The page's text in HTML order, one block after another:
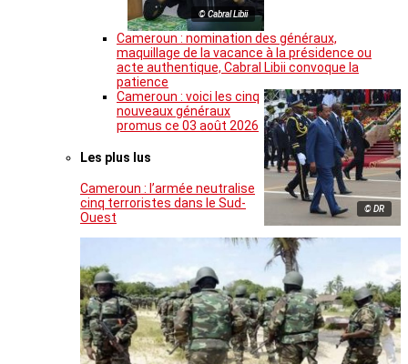
© Cabral Libii
Cameroun : nomination des généraux,
maquillage de la vacance à la présidence ou
acte authentique, Cabral Libii convoque la
patience
© DR
Cameroun : voici les cinq
nouveaux généraux
promus ce 03 août 2026
Les plus lus
Cameroun : l’armée neutralise
cinq terroristes dans le Sud-
Ouest